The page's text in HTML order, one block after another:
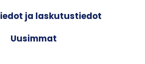
ja laskutustiedot
Uusimmat